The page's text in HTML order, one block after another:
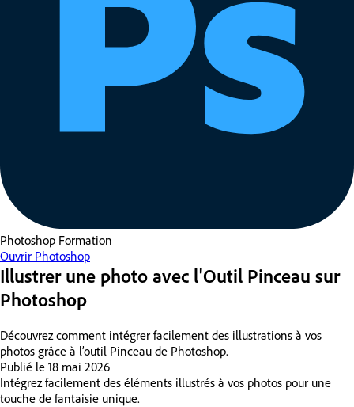
Photoshop Formation
Ouvrir Photoshop
Illustrer une photo avec l'Outil Pinceau sur
Photoshop
Découvrez comment intégrer facilement des illustrations à vos
photos grâce à l’outil Pinceau de Photoshop.
Publié le 18 mai 2026
Intégrez facilement des éléments illustrés à vos photos pour une
touche de fantaisie unique.